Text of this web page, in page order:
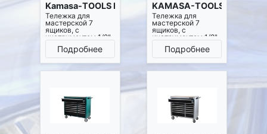
Kamasa-TOOLS K7626
Тележка для
мастерской 7
ящиков, с
инструментом 1/2",
3/8" и 1/4"
(зеленая)
Подробнее
KAMASA-TOOLS K7627
Тележка для
мастерской 7
ящиков, с
инструментом 1/2",
3/8" и 1/4" (серая)
Подробнее